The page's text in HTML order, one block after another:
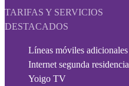
TARIFAS Y SERVICIOS
DESTACADOS
Líneas móviles adicionales
Internet segunda residencia
Yoigo TV